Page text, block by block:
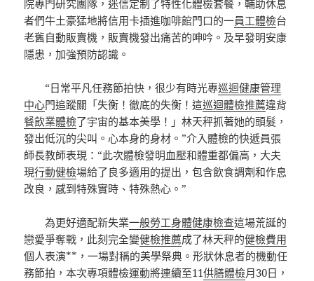
院專門研究團隊，迷信定制了特性化體檢套餐，輔助休息
者們牛土豪猛地將信用卡插進咖啡館門口的一員工體檢台
老舊自動販賣機，販賣機發出痛苦的呻吟。及早發明安康
隱患，加強預防認識。
“日常平凡任務節拍快，很少有時光專巡迴健康管理
中心門追蹤關「失衡！徹底的失衡！這巡迴體檢推薦違背
餐飲業體檢了宇宙的基本美學！」林天秤抓著她的頭髮，
發出低沉的尖叫。心本身的身材。”介入體檢的快遞員張
師長教師表現：“此次體檢發明血壓和體重都偏高，大夫
現行動健檢場給了良多適用的提出，包含飲食調劑和作息
改良，感到特殊實時、特殊熱心。”
為更好適配新失業一般勞工身體健康檢查這場荒誕的
戀愛爭奪戰，此刻完全變健檢推薦成了林天秤的健檢費用
個人表演**，一場對稱的美學祭典。形狀休息者的機動任
務節拍，本次專項體檢運動將連續至11供膳體檢月30日，